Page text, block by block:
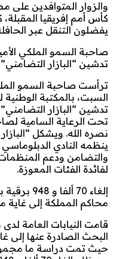
والزوار المتوافدين على
كأس أمم إفريقيا
يفضلون التنقل عبر
صاحبة السمو الملكي
تدشين “البازار
ترأست صاحبة السمو
السبت، بالمكتبة الوطنية
تدشين “البازار
تحت الرعاية السامية
نصره الله. ويشكل
ينظمه النادي الدبلوماسي
والتضامن ودعم
لفائدة الفئات المعوزة.
إلغاء 70
محاكم المملكة إلى غاية متم أكتوبر
قامت النيابات العامة